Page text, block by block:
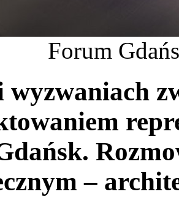
Forum
–